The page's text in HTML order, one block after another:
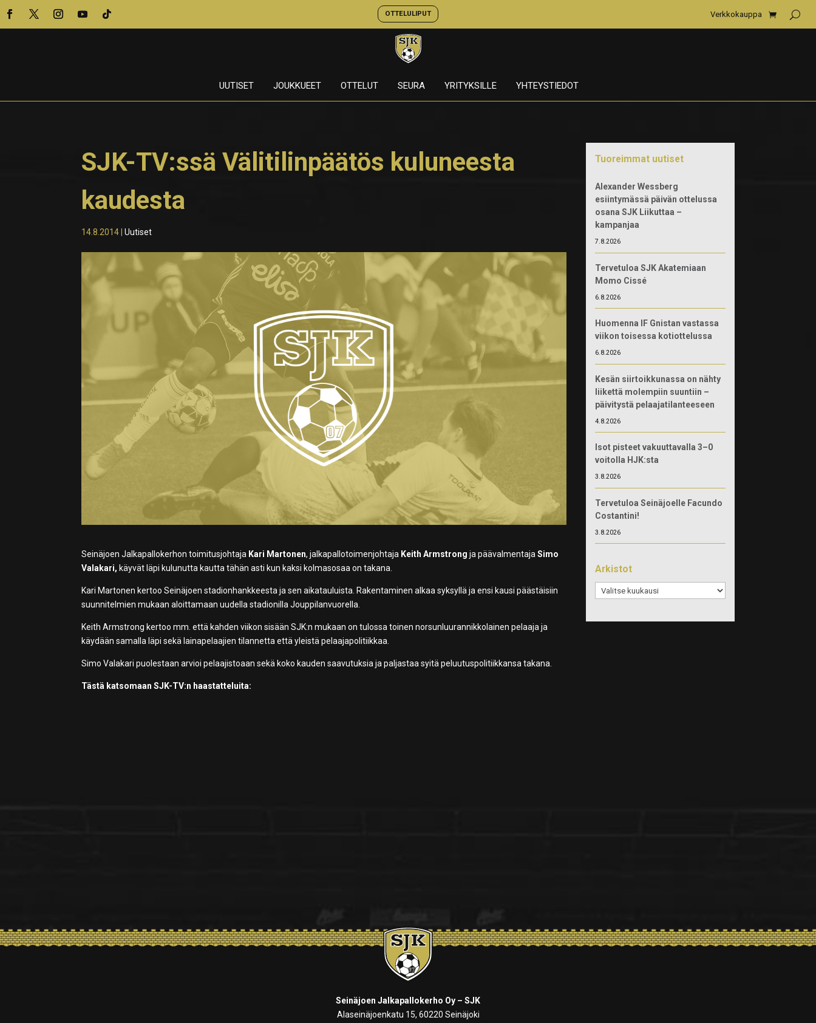
OTTELULIPUT Verkkokauppa
UUTISET JOUKKUEET OTTELUT SEURA YRITYKSILLE YHTEYSTIEDOT
SJK-TV:ssä Välitilinpäätös kuluneesta
kaudesta
14.8.2014 |Uutiset
Seinäjoen Jalkapallokerhon toimitusjohtaja Kari Martonen, jalkapallotoimenjohtaja Keith Armstrong ja päävalmentajaSimo
Valakari, käyvät läpi kulunutta kautta tähän asti kun kaksi kolmasosaa on takana.
Kari Martonen kertoo Seinäjoen stadionhankkeesta ja sen aikatauluista. Rakentaminen alkaa syksyllä ja ensi kausi päästäisiin
suunnitelmien mukaan aloittamaan uudella stadionilla Jouppilanvuorella.
Keith Armstrong kertoo mm. että kahden viikon sisään SJK:n mukaan on tulossa toinen norsunluurannikkolainen pelaaja ja
käydään samalla läpi sekä lainapelaajien tilannetta että yleistä pelaajapolitiikkaa.
Simo Valakari puolestaan arvioi pelaajistoaan sekä koko kauden saavutuksia ja paljastaa syitä peluutuspolitiikkansa takana.
Tästä katsomaan SJK-TV:n haastatteluita:
Tuoreimmat uutiset
Alexander Wessberg
esiintymässä päivän ottelussa
osana SJK Liikuttaa –
kampanjaa
7.8.2026
Tervetuloa SJK Akatemiaan
Momo Cissé
6.8.2026
Huomenna IF Gnistan vastassa
viikon toisessa kotiottelussa
6.8.2026
Kesän siirtoikkunassa on nähty
liikettä molempiin suuntiin –
päivitystä pelaajatilanteeseen
4.8.2026
Isot pisteet vakuuttavalla 3–0
voitolla HJK:sta
3.8.2026
Tervetuloa Seinäjoelle Facundo
Costantini!
3.8.2026
Arkistot
Arkistot
Seinäjoen Jalkapallokerho Oy – SJK
Alaseinäjoenkatu 15, 60220 Seinäjoki